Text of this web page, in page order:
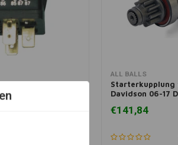
für Harley Davidon
In den
ALL BALLS
Starterkupplung
Davidson 06-17
€141,84